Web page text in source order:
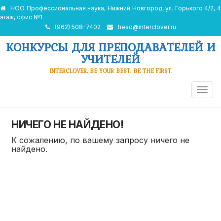
НОО Профессиональная наука, Нижний Новгород, ул. Горького 4/2, 4
этаж, офис №1
(962) 508-7402
head@interclover.ru
КОНКУРСЫ ДЛЯ ПРЕПОДАВАТЕЛЕЙ И
УЧИТЕЛЕЙ
INTERCLOVER. BE YOUR BEST. BE THE FIRST.
НИЧЕГО НЕ НАЙДЕНО!
К сожалению, по вашему запросу ничего не
найдено.